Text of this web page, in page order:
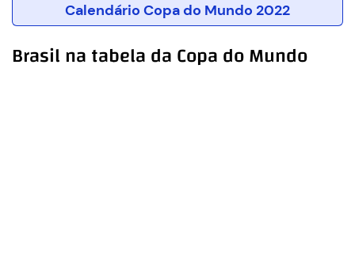
Calendário Copa do Mundo 2022
Brasil na tabela da Copa do Mundo